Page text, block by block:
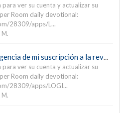
para ver su cuenta y actualizar su
Room daily devotional:
28309/apps/L...
M.
¿Cuándo termina la vigencia de mi suscripción a la revista?
para ver su cuenta y actualizar su
Room daily devotional:
28309/apps/LOGI...
M.